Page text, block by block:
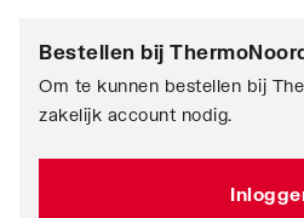
Bestellen bij
Om te kunnen bestellen bij
zakelijk account nodig.